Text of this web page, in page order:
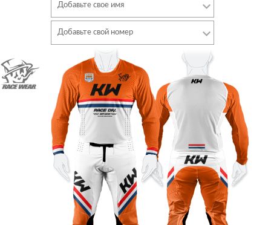
Добавьте свое имя
Стиль
Цвет шрифта
Цвет контура
Без контура
ДОБАВИТЬ
Добавьте свой номер
Цвет шрифта
Цвет контура
Без контура
ДОБАВИТЬ